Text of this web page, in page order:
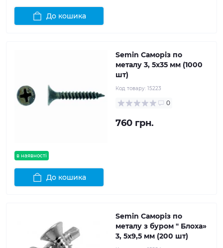
До кошика
в наявності
Semin Саморіз по
металу 3, 5x35 мм (1000
шт)
Код товару: 15223
0
760 грн.
До кошика
Semin Саморіз по
металу з буром " Блоха»
3, 5x9,5 мм (200 шт)